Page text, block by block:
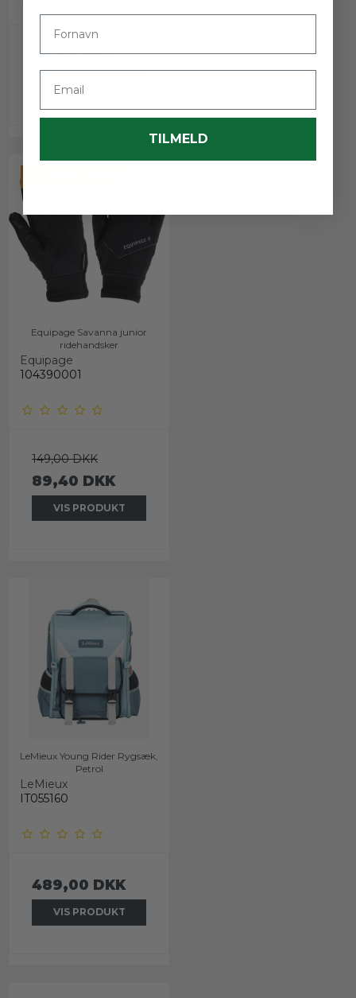
39,00 DKK
VIS PRODUKT
Equipage Savanna junior
ridehandsker
Equipage
104390001
149,00 DKK
89,40 DKK
VIS PRODUKT
LeMieux Young Rider Rygsæk,
Petrol
LeMieux
IT055160
489,00 DKK
VIS PRODUKT
TILMELD